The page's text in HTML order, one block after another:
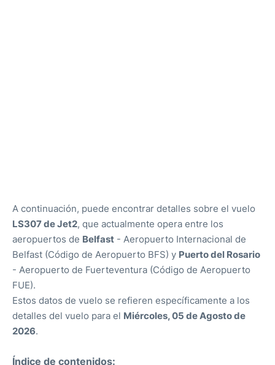
A continuación, puede encontrar detalles sobre el vuelo
LS307 de Jet2, que actualmente opera entre los
aeropuertos de Belfast - Aeropuerto Internacional de
Belfast (Código de Aeropuerto BFS) y Puerto del Rosario
- Aeropuerto de Fuerteventura (Código de Aeropuerto
FUE).
Estos datos de vuelo se refieren específicamente a los
detalles del vuelo para el Miércoles, 05 de Agosto de
2026.
Índice de contenidos: